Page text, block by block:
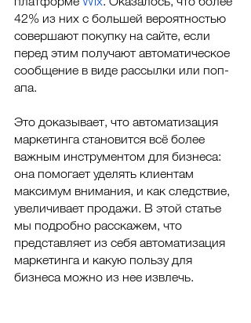
42% из них с большей вероятностью
совершают покупку на сайте, если
перед этим получают автоматическое
сообщение в виде рассылки или поп-
апа.
Это доказывает, что автоматизация
маркетинга становится всё более
важным инструментом для бизнеса:
она помогает уделять клиентам
максимум внимания, и как следствие,
увеличивает продажи. В этой статье
мы подробно расскажем, что
представляет из себя автоматизация
маркетинга и какую пользу для
бизнеса можно из нее извлечь.